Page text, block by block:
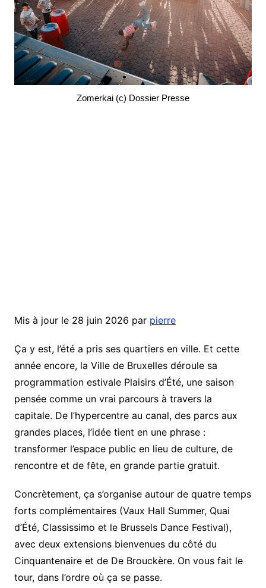
Zomerkai (c) Dossier Presse
Mis à jour le 28 juin 2026 par pierre
Ça y est, l’été a pris ses quartiers en ville. Et cette
année encore, la Ville de Bruxelles déroule sa
programmation estivale Plaisirs d’Été, une saison
pensée comme un vrai parcours à travers la
capitale. De l’hypercentre au canal, des parcs aux
grandes places, l’idée tient en une phrase :
transformer l’espace public en lieu de culture, de
rencontre et de fête, en grande partie gratuit.
Concrètement, ça s’organise autour de quatre temps
forts complémentaires (Vaux Hall Summer, Quai
d’Été, Classissimo et le Brussels Dance Festival),
avec deux extensions bienvenues du côté du
Cinquantenaire et de De Brouckère. On vous fait le
tour, dans l’ordre où ça se passe.